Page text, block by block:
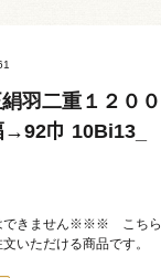
絹羽二重１２０
巾 10Bi13_
きません※※※ こちら
いただける商品です。